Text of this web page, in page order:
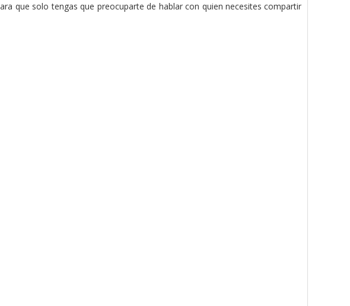
que solo tengas que preocuparte de hablar con quien necesites compartir